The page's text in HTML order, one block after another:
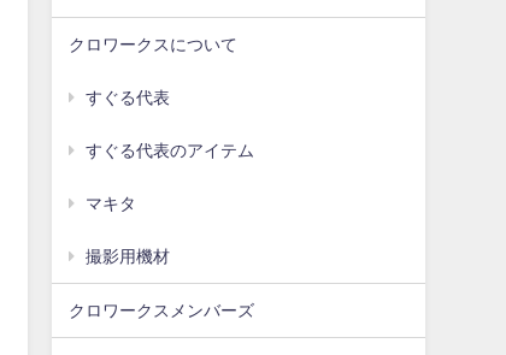
クロワークスについて
すぐる代表
すぐる代表のアイテム
マキタ
撮影用機材
クロワークスメンバーズ